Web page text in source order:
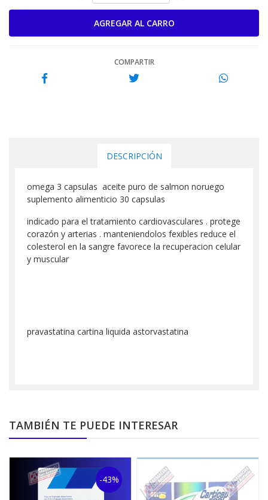
COMPARTIR
DESCRIPCIÓN
omega 3 capsulas aceite puro de salmon noruego
suplemento alimenticio 30 capsulas
indicado para el tratamiento cardiovasculares . protege
corazón y arterias . manteniendolos fexibles reduce el
colesterol en la sangre favorece la recuperacion celular
y muscular
pravastatina cartina liquida astorvastatina
TAMBIÉN TE PUEDE INTERESAR
-43%